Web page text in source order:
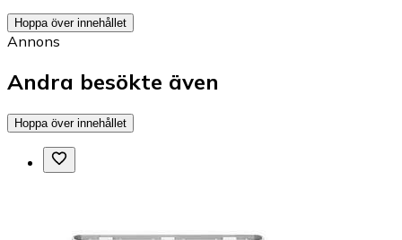
Hoppa över innehållet
Annons
Andra besökte även
Hoppa över innehållet